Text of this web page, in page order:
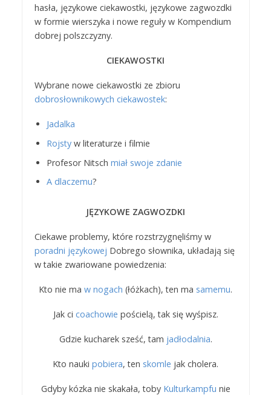
hasła, językowe ciekawostki, językowe zagwozdki
w formie wierszyka i nowe reguły w Kompendium
dobrej polszczyzny.
CIEKAWOSTKI
Wybrane nowe ciekawostki ze zbioru
dobrosłownikowych ciekawostek:
Jadalka
Rojstyw literaturze i filmie
Profesor Nitsch miał swoje zdanie
A dlaczemu?
JĘZYKOWE ZAGWOZDKI
Ciekawe problemy, które rozstrzygnęliśmy w
poradni językowej Dobrego słownika, układają się
w takie zwariowane powiedzenia:
Kto nie ma w nogach (łóżkach), ten ma samemu.
Jak ci coachowie pościelą, tak się wyśpisz.
Gdzie kucharek sześć, tam jadłodalnia.
Kto nauki pobiera, ten skomle jak cholera.
Gdyby kózka nie skakała, toby Kulturkampfu nie